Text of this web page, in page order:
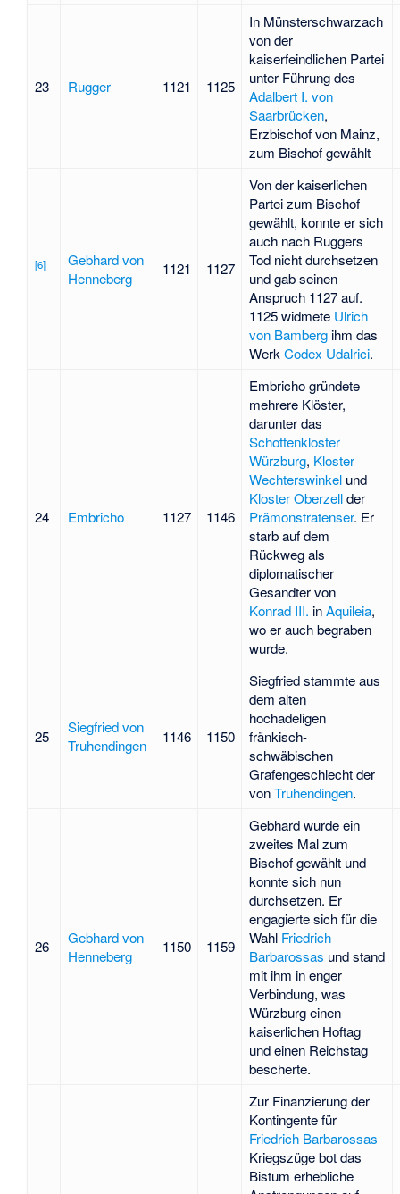
23 Rugger 1121 1125
In Münsterschwarzach
von der
kaiserfeindlichen Partei
unter Führung des
Adalbert I. von
Saarbrücken,
Erzbischof von Mainz,
zum Bischof gewählt
[6]
Gebhard von
Henneberg
1121 1127
Von der kaiserlichen
Partei zum Bischof
gewählt, konnte er sich
auch nach Ruggers
Tod nicht durchsetzen
und gab seinen
Anspruch 1127 auf.
1125 widmete Ulrich
von Bambergihm das
Werk Codex Udalrici.
24 Embricho 1127 1146
Embricho gründete
mehrere Klöster,
darunter das
Schottenkloster
Würzburg, Kloster
Wechterswinkelund
Kloster Oberzellder
Prämonstratenser. Er
starb auf dem
Rückweg als
diplomatischer
Gesandter von
Konrad III. inAquileia,
wo er auch begraben
wurde.
25
Siegfried von
Truhendingen
1146 1150
Siegfried stammte aus
dem alten
hochadeligen
fränkisch-
schwäbischen
Grafengeschlecht der
vonTruhendingen.
26
Gebhard von
Henneberg
1150 1159
Gebhard wurde ein
zweites Mal zum
Bischof gewählt und
konnte sich nun
durchsetzen. Er
engagierte sich für die
Wahl Friedrich
Barbarossas und stand
mit ihm in enger
Verbindung, was
Würzburg einen
kaiserlichen Hoftag
und einen Reichstag
bescherte.
Zur Finanzierung der
Kontingente für
Friedrich Barbarossas
Kriegszüge bot das
Bistum erhebliche